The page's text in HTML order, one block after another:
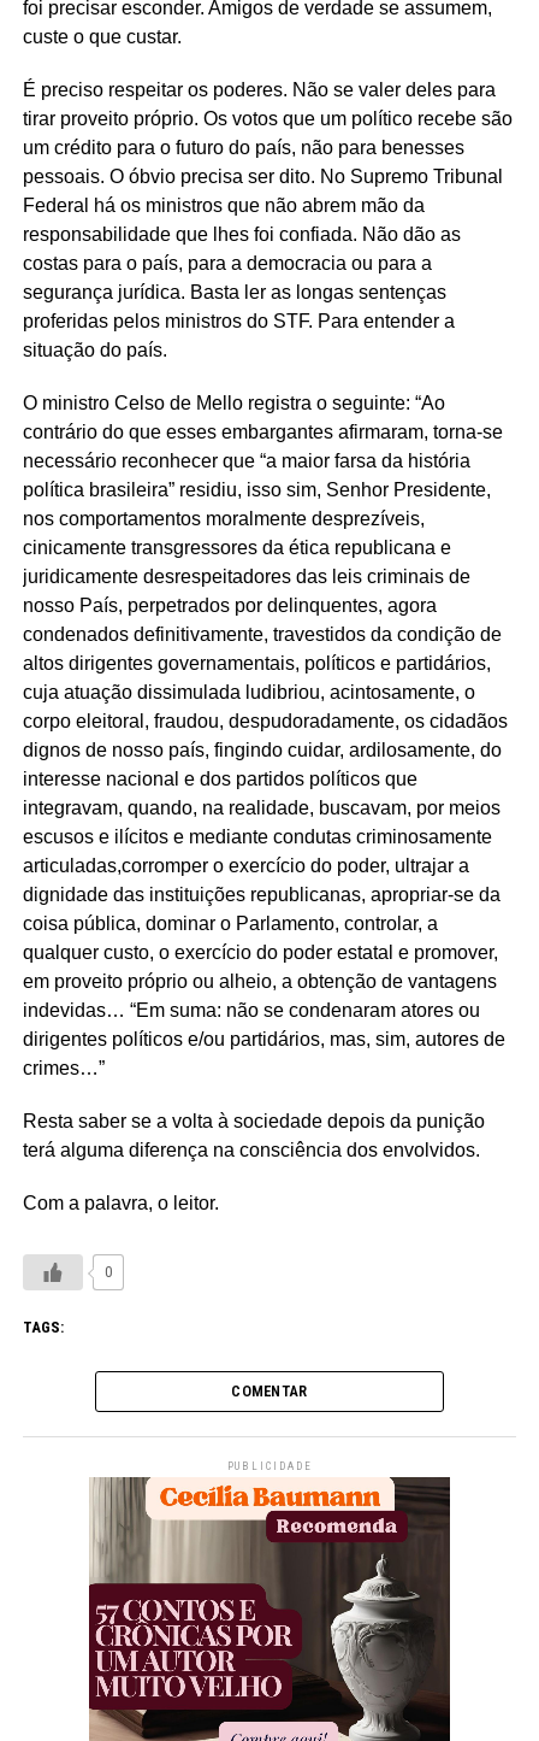
foi precisar esconder. Amigos de verdade se assumem,
custe o que custar.
É preciso respeitar os poderes. Não se valer deles para
tirar proveito próprio. Os votos que um político recebe são
um crédito para o futuro do país, não para benesses
pessoais. O óbvio precisa ser dito. No Supremo Tribunal
Federal há os ministros que não abrem mão da
responsabilidade que lhes foi confiada. Não dão as
costas para o país, para a democracia ou para a
segurança jurídica. Basta ler as longas sentenças
proferidas pelos ministros do STF. Para entender a
situação do país.
O ministro Celso de Mello registra o seguinte: “Ao
contrário do que esses embargantes afirmaram, torna-se
necessário reconhecer que “a maior farsa da história
política brasileira” residiu, isso sim, Senhor Presidente,
nos comportamentos moralmente desprezíveis,
cinicamente transgressores da ética republicana e
juridicamente desrespeitadores das leis criminais de
nosso País, perpetrados por delinquentes, agora
condenados definitivamente, travestidos da condição de
altos dirigentes governamentais, políticos e partidários,
cuja atuação dissimulada ludibriou, acintosamente, o
corpo eleitoral, fraudou, despudoradamente, os cidadãos
dignos de nosso país, fingindo cuidar, ardilosamente, do
interesse nacional e dos partidos políticos que
integravam, quando, na realidade, buscavam, por meios
escusos e ilícitos e mediante condutas criminosamente
articuladas,corromper o exercício do poder, ultrajar a
dignidade das instituições republicanas, apropriar-se da
coisa pública, dominar o Parlamento, controlar, a
qualquer custo, o exercício do poder estatal e promover,
em proveito próprio ou alheio, a obtenção de vantagens
indevidas… “Em suma: não se condenaram atores ou
dirigentes políticos e/ou partidários, mas, sim, autores de
crimes…”
Resta saber se a volta à sociedade depois da punição
terá alguma diferença na consciência dos envolvidos.
Com a palavra, o leitor.
0
TAGS:
COMENTAR
PUBLICIDADE